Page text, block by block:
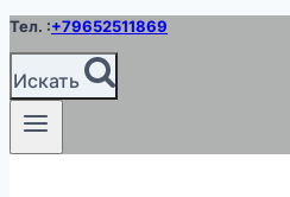
Перейти
содержимому
Тел. :+79652511869
Искать